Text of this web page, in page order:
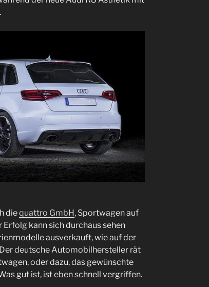
diequattro GmbH , Sportwagen auf
Erfolg kann sich durchaus sehen
ausverkauft, wie auf der
deutsche Automobilhersteller rät
oder dazu, das gewünschte
gut ist, ist eben schnell vergriffen.